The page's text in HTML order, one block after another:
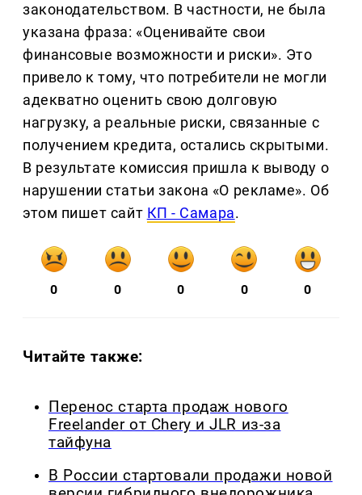
законодательством. В частности, не была
указана фраза: «Оценивайте свои
финансовые возможности и риски». Это
привело к тому, что потребители не могли
адекватно оценить свою долговую
нагрузку, а реальные риски, связанные с
получением кредита, остались скрытыми.
В результате комиссия пришла к выводу о
нарушении статьи закона «О рекламе». Об
этом пишет сайт КП - Самара.
0 0 0 0 0
Читайте также:
Перенос старта продаж нового
Freelander от Chery и JLR из-за
тайфуна
В России стартовали продажи новой